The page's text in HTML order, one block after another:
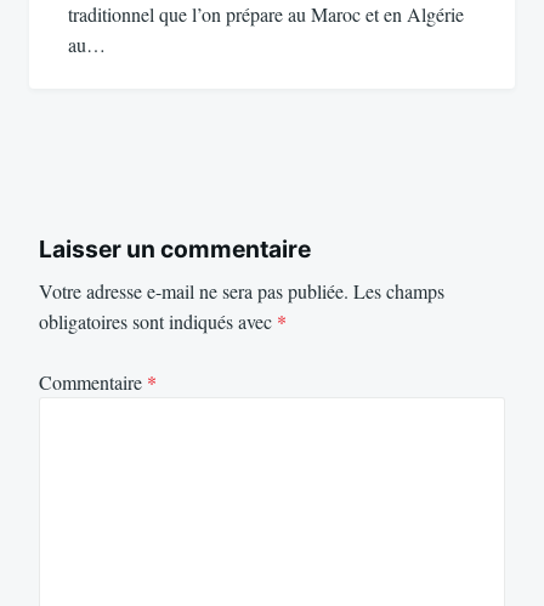
traditionnel que l’on prépare au Maroc et en Algérie
au…
Laisser un commentaire
Votre adresse e-mail ne sera pas publiée. Les champs
obligatoires sont indiqués avec *
Commentaire *